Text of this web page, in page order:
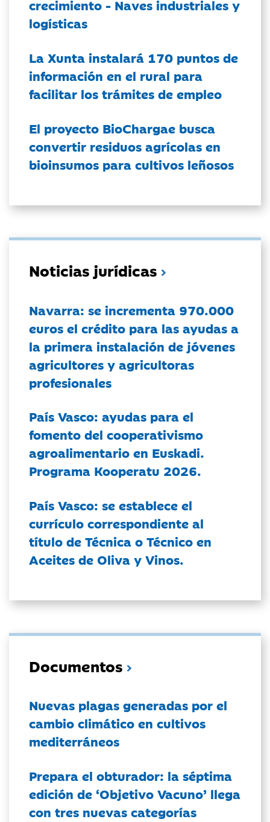
crecimiento - Naves industriales y
logísticas
La Xunta instalará 170 puntos de
información en el rural para
facilitar los trámites de empleo
El proyecto BioChargae busca
convertir residuos agrícolas en
bioinsumos para cultivos leñosos
Noticias jurídicas
Navarra: se incrementa 970.000
euros el crédito para las ayudas a
la primera instalación de jóvenes
agricultores y agricultoras
profesionales
País Vasco: ayudas para el
fomento del cooperativismo
agroalimentario en Euskadi.
Programa Kooperatu 2026.
País Vasco: se establece el
currículo correspondiente al
título de Técnica o Técnico en
Aceites de Oliva y Vinos.
Documentos
Nuevas plagas generadas por el
cambio climático en cultivos
mediterráneos
Prepara el obturador: la séptima
edición de ‘Objetivo Vacuno’ llega
con tres nuevas categorías